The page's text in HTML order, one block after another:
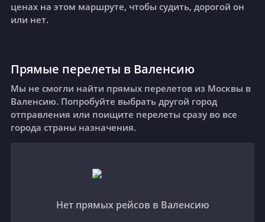
ценах на этом маршруте, чтобы судить, дорогой он
или нет.
Прямые перелеты в Валенсию
Мы не смогли найти прямых перелетов из Москвы в
Валенсию. Попробуйте выбрать другой город
отправления или поищите перелеты сразу во все
города страны назначения.
Нет прямых рейсов в Валенсию